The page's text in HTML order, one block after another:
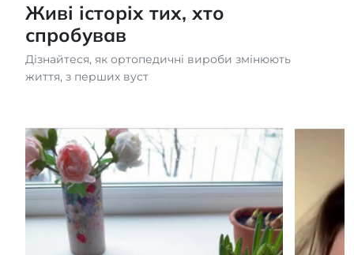
Живі історіх тих, хто
спробував
Дізнайтеся, як ортопедичні вироби змінюють
життя, з перших вуст